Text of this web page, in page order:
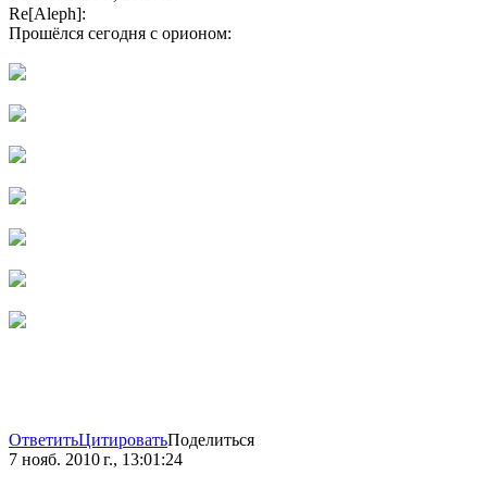
Re[Aleph]:
Прошёлся сегодня с орионом:
ОтветитьЦитироватьПоделиться
7 нояб. 2010 г., 13:01:24